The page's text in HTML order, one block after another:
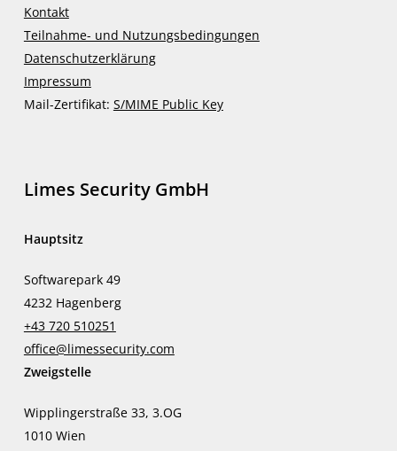
Kontakt
Teilnahme- und Nutzungsbedingungen
Datenschutzerklärung
Impressum
Mail-Zertifikat: S/MIME Public Key
Limes Security GmbH
Hauptsitz
Softwarepark 49
4232 Hagenberg
+43 720 510251
office@limessecurity.com
Zweigstelle
Wipplingerstraße 33, 3.OG
1010 Wien